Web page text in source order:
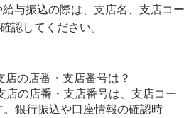
与振込の際は、支店名、支店コー
認してください。
の店番・支店番号は？
店の店番・支店番号は、支店コー
。銀行振込や口座情報の確認時